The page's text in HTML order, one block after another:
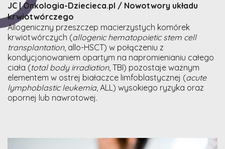
JC | Onkologia-Dziecieca.pl / Nowotwory układu
krwiotwórczego
Allogeniczny przeszczep macierzystych komórek
krwiotwórczych (allogenic hematopoietic stem cell
transplantation, allo-HSCT) w połączeniu z
kondycjonowaniem opartym na napromienianiu całego
ciała (total body irradiation, TBI) pozostaje ważnym
elementem w ostrej białaczce limfoblastycznej (acute
lymphoblastic leukemia, ALL) wysokiego ryzyka oraz
opornej lub nawrotowej.